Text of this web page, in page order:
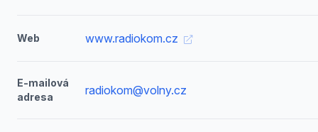
Web www.radiokom.cz
E-mailová
adresa
radiokom@volny.cz